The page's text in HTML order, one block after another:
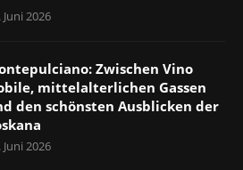
Juni 2026
Zwischen Vino
mittelalterlichen Gassen
den schönsten Ausblicken der
Juni 2026